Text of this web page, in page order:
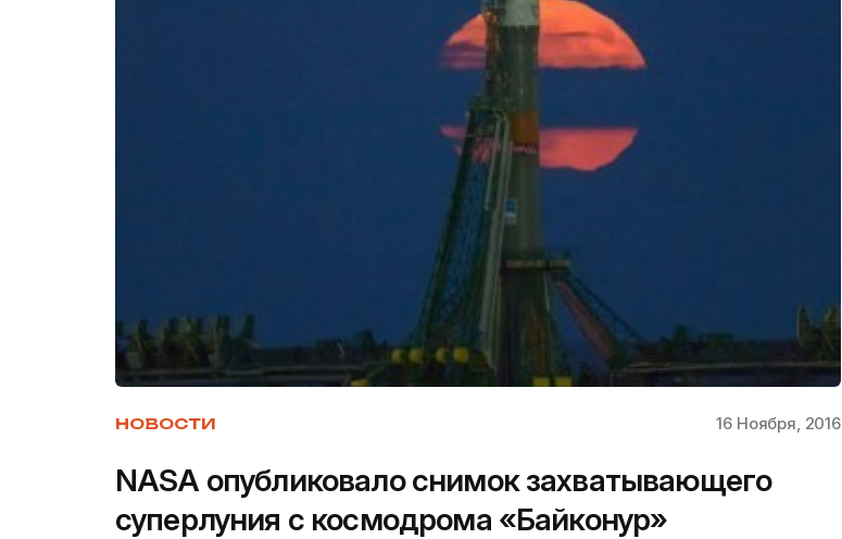
НОВОСТИ 16 Ноября, 2016
NASA опубликовало снимок захватывающего
суперлуния с космодрома «Байконур»